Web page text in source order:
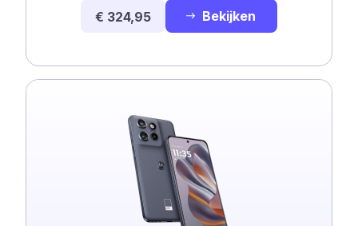
€ 324,95 Bekijken